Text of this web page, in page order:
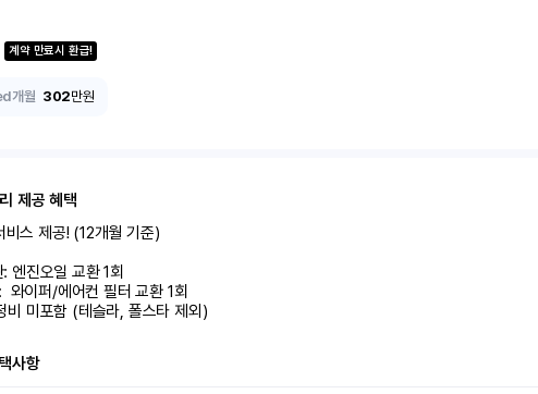
계약 만료시 환급!
개월 302만원
제공 혜택
비스 제공! (12개월 기준)
정비 미포함 (테슬라, 폴스타 제외)
사항